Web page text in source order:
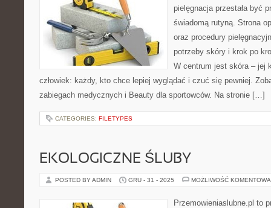
pielęgnacja przestała być
świadomą rutyną. Strona
oraz procedury
potrzeby skóry i krok po
W centrum jest skóra – jej
człowiek: każdy, kto chce lepiej wyglądać i czuć się pewniej.
zabiegach medycznych i Beauty dla sportowców. Na stronie […]
CATEGORIES: FILETYPES
EKOLOGICZNE ŚLUBY
POSTED BY ADMIN GRU - 31 - 2025 MOŻLIWOŚĆ
Przemowieniaslubne.pl to